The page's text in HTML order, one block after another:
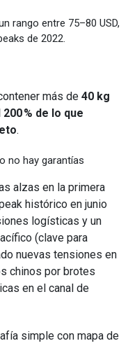
rango entre 75–80 USD,
de 2022.
más de 40 kg
200 % de lo que
.
no hay garantías
alzas en la primera
histórico en junio
logísticas y un
(clave para
nuevas tensiones en
chinos por brotes
en el canal de
simple con mapa de